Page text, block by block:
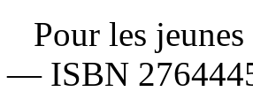
Pour les
— ISBN